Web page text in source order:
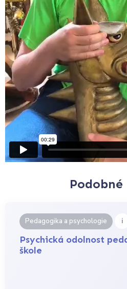
Pedagogika a psychologie i
Psychická odolnost
škole